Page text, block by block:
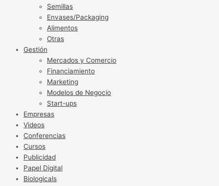
Semillas
Envases/Packaging
Alimentos
Otras
Gestión
Mercados y Comercio
Financiamiento
Marketing
Modelos de Negocio
Start-ups
Empresas
Videos
Conferencias
Cursos
Publicidad
Papel Digital
Biologicals